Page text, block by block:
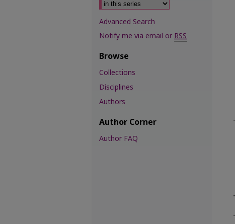
Advanced Search
Notify me via email or RSS
Browse
Collections
Disciplines
Authors
Author Corner
Author FAQ